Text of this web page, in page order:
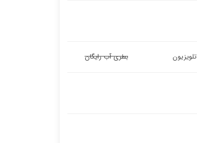
تلویزیون بطری آب رایگان